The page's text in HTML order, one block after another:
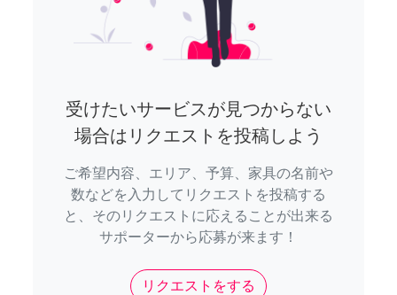
受けたいサービスが見つからない
場合はリクエストを投稿しよう
ご希望内容、エリア、予算、家具の名前や
数などを入力してリクエストを投稿する
と、そのリクエストに応えることが出来る
サポーターから応募が来ます！
リクエストをする